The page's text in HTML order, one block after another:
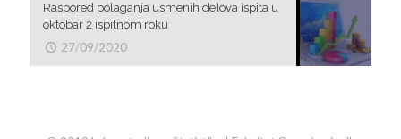
Raspored polaganja usmenih delova ispita u
oktobar 2 ispitnom roku
27/09/2020